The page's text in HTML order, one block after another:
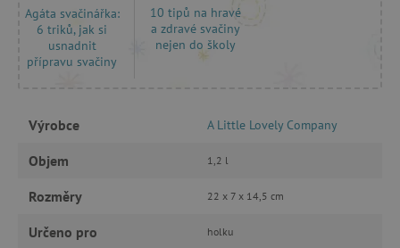
Agáta svačinářka:
6 triků, jak si
usnadnit
přípravu svačiny
10 tipů na hravé
a zdravé svačiny
nejen do školy
Výrobce A Little Lovely Company
Objem 1,2 l
Rozměry 22 x 7 x 14,5 cm
Určeno pro holku
Nezbytně nutné cookies
Nezbytně nutné soubory cookie umožňují
přihlášení uživatele a správa účtu. Webové